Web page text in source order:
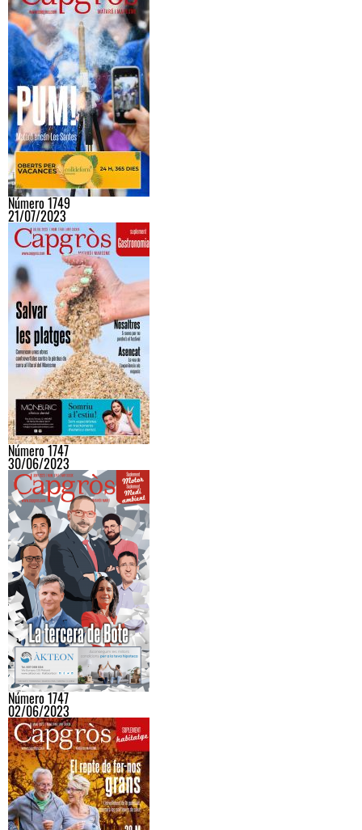
Número 1749
21/07/2023
Número 1747
30/06/2023
Número 1747
02/06/2023